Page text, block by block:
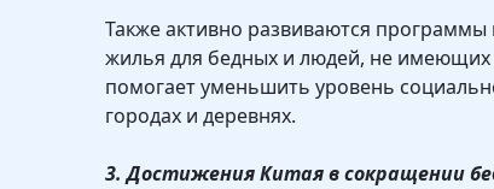
Также активно развиваются
жилья для бедных и людей, не имеющих
помогает уменьшить уровень
городах и деревнях.
3. Достижения Китая в сокращении